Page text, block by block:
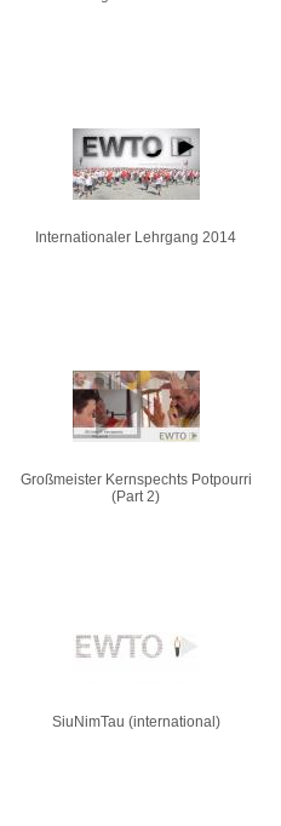
Internationaler Lehrgang 2014
Großmeister Kernspechts Potpourri
(Part 2)
SiuNimTau (international)